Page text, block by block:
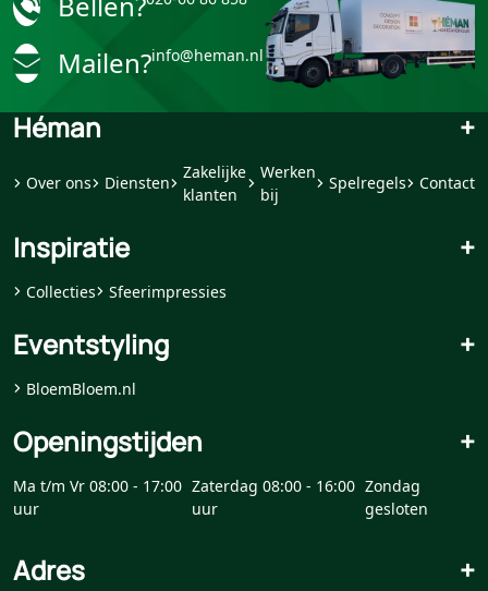
Mailen?info@heman.nl
Héman +
Over ons Diensten
Zakelijke
klanten
Werken
bij
Spelregels Contact
Inspiratie +
Collecties Sfeerimpressies
Eventstyling +
BloemBloem.nl
Openingstijden +
Ma t/m Vr 08:00 - 17:00
uur
Zaterdag 08:00 - 16:00
uur
Zondag
gesloten
Adres +